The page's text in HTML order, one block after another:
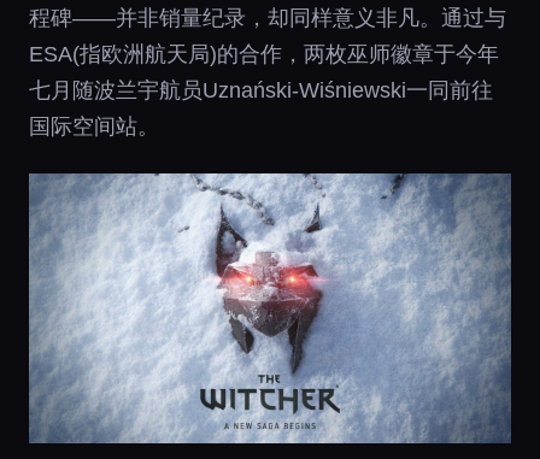
程碑——并非销量纪录，却同样意义非凡。通过与
ESA(指欧洲航天局)的合作，两枚巫师徽章于今年
七月随波兰宇航员Uznański-Wiśniewski一同前往
国际空间站。